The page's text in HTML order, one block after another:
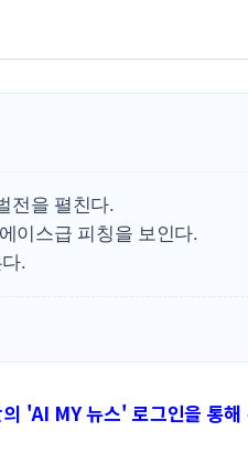
한상협, 업계 개인정보 보안 새
민주당, 오늘 제주·인천 경선 발
전을 펼친다.
이스급 피칭을 보인다.
.
'AI MY 뉴스' 로그인을 통해